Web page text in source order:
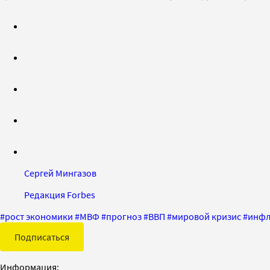
Сергей Мингазов
Редакция Forbes
#рост экономики #МВФ #прогноз#ВВП #мировой кризис#
Подписаться
Информация: